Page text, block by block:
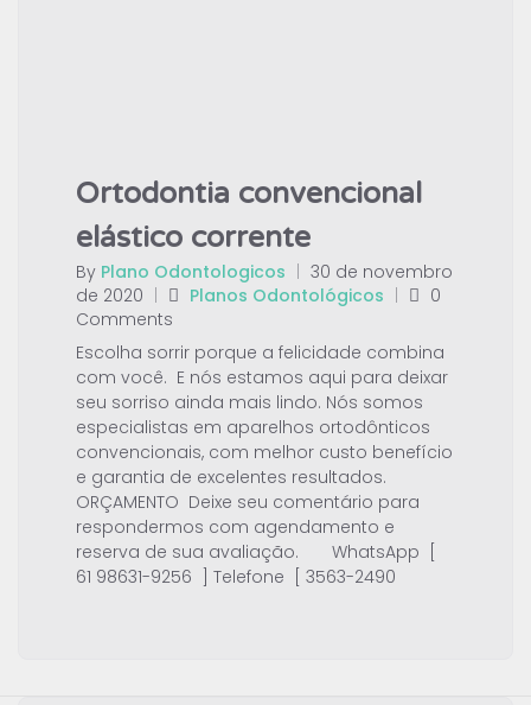
Ortodontia convencional
elástico corrente
By Plano Odontologicos | 30 de novembro
de 2020 | Planos Odontológicos |
0
Comments
Escolha sorrir porque a felicidade combina
com você. E nós estamos aqui para deixar
seu sorriso ainda mais lindo. Nós somos
especialistas em aparelhos ortodônticos
convencionais, com melhor custo benefício
e garantia de excelentes resultados.
ORÇAMENTO Deixe seu comentário para
respondermos com agendamento e
reserva de sua avaliação. WhatsApp [
61 98631-9256 ] Telefone [ 3563-2490